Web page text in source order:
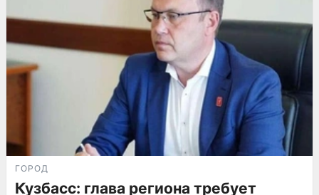
ГОРОД
Кузбасс: глава региона требует